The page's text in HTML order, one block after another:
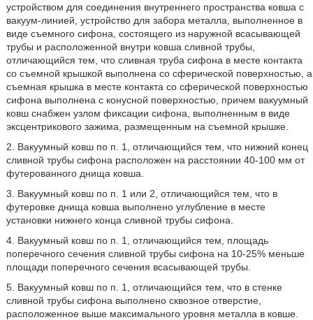
устройством для соединения внутреннего пространства ковша с
вакуум-линией, устройство для забора металла, выполненное в
виде съемного сифона, состоящего из наружной всасывающей
трубы и расположенной внутри ковша сливной трубы,
отличающийся тем, что сливная труба сифона в месте контакта
со съемной крышкой выполнена со сферической поверхностью, а
съемная крышка в месте контакта со сферической поверхностью
сифона выполнена с конусной поверхностью, причем вакуумный
ковш снабжен узлом фиксации сифона, выполненным в виде
эксцентрикового зажима, размещенным на съемной крышке.
2. Вакуумный ковш по п. 1, отличающийся тем, что нижний конец
сливной трубы сифона расположен на расстоянии 40-100 мм от
футерованного днища ковша.
3. Вакуумный ковш по п. 1 или 2, отличающийся тем, что в
футеровке днища ковша выполнено углубление в месте
установки нижнего конца сливной трубы сифона.
4. Вакуумный ковш по п. 1, отличающийся тем, площадь
поперечного сечения сливной трубы сифона на 10-25% меньше
площади поперечного сечения всасывающей трубы.
5. Вакуумный ковш по п. 1, отличающийся тем, что в стенке
сливной трубы сифона выполнено сквозное отверстие,
расположенное выше максимального уровня металла в ковше.